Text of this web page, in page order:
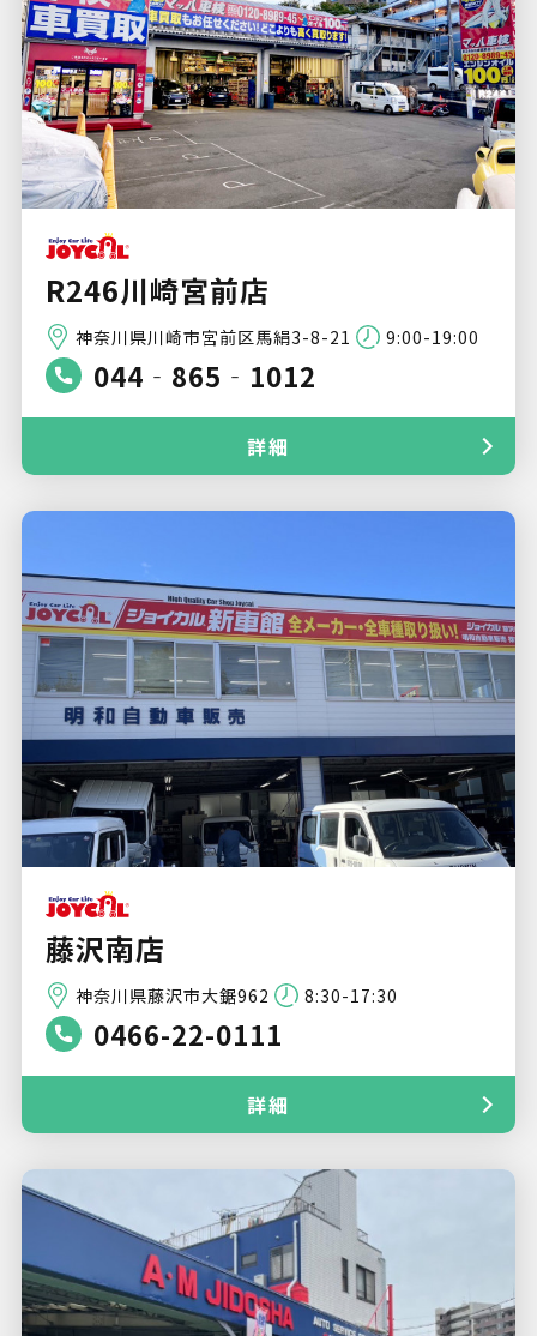
R246川崎宮前店
神奈川県川崎市宮前区馬絹3-8-21 9:00-19:00
044‐865‐1012
詳細
藤沢南店
神奈川県藤沢市大鋸962 8:30-17:30
0466-22-0111
詳細